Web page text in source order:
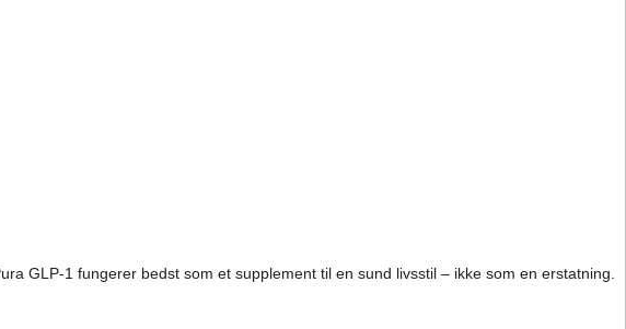
GLP-1 fungerer bedst som et supplement til en sund livsstil – ikke som en erstatning.